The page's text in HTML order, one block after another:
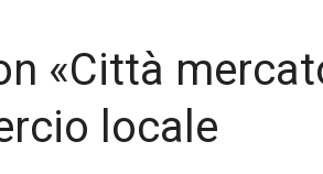
«Città
locale